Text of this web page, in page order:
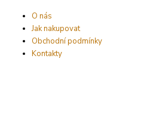
O nás
Jak nakupovat
Obchodní podmínky
Kontakty